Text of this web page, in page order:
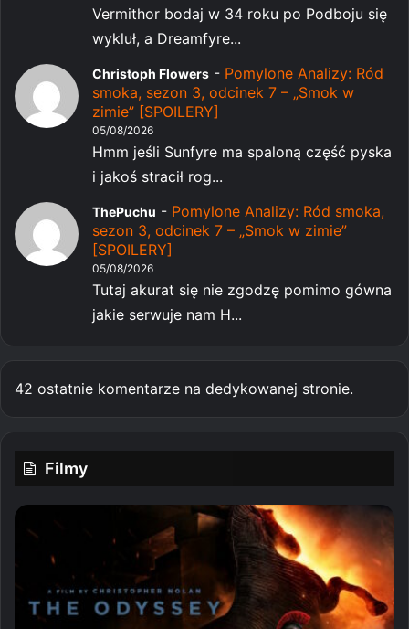
Vermithor bodaj w 34 roku po Podboju się
wykluł, a Dreamfyre...
Christoph Flowers - Pomylone Analizy: Ród
smoka, sezon 3, odcinek 7 – „Smok w
zimie” [SPOILERY]
05/08/2026
Hmm jeśli Sunfyre ma spaloną część pyska
i jakoś stracił rog...
ThePuchu - Pomylone Analizy: Ród smoka,
sezon 3, odcinek 7 – „Smok w zimie”
[SPOILERY]
05/08/2026
Tutaj akurat się nie zgodzę pomimo gówna
jakie serwuje nam H...
42 ostatnie komentarze na dedykowanej stronie.
Filmy